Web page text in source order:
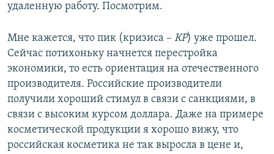
удаленную работу. Посмотрим.
Мне кажется, что пик (кризиса – КР) уже прошел.
Сейчас потихоньку начнется перестройка
экономики, то есть ориентация на отечественного
производителя. Российские производители
получили хороший стимул в связи с санкциями, в
связи с высоким курсом доллара. Даже на примере
косметической продукции я хорошо вижу, что
российская косметика не так выросла в цене и,